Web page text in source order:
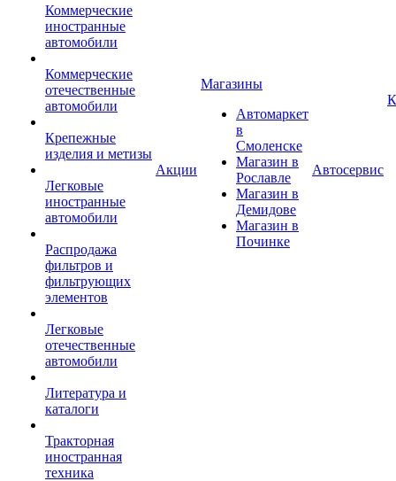
Коммерческие
иностранные
автомобили
Коммерческие
отечественные
автомобили
Крепежные
изделия и метизы
Легковые
иностранные
автомобили
Распродажа
фильтров и
фильтрующих
элементов
Легковые
отечественные
автомобили
Литература и
каталоги
Тракторная
иностранная
техника
Акции
Магазины
Автомаркет
в
Смоленске
Магазин в
Рославле
Магазин в
Демидове
Магазин в
Починке
Автосервис